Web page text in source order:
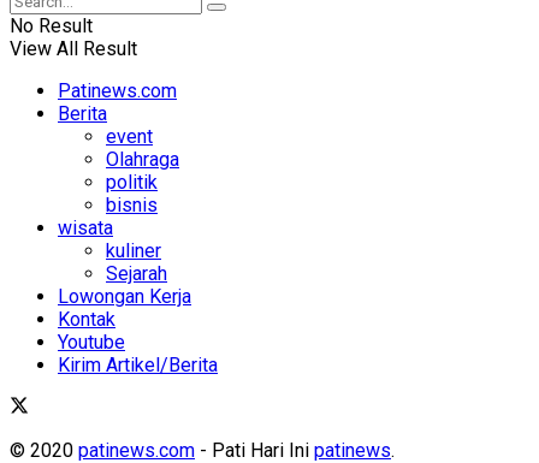
No Result
View All Result
Patinews.com
Berita
event
Olahraga
politik
bisnis
wisata
kuliner
Sejarah
Lowongan Kerja
Kontak
Youtube
Kirim Artikel/Berita
© 2020 patinews.com - Pati Hari Ini patinews.